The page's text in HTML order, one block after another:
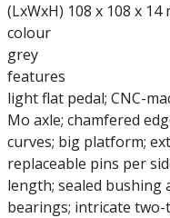
(LxWxH) 108 x 108 x 14
colour
grey
features
light flat pedal; CNC-
Mo axle; chamfered
curves; big platform;
replaceable pins per
length; sealed bushing
bearings; intricate